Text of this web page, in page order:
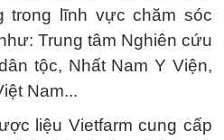
trong lĩnh vực chăm sóc
Trung tâm Nghiên cứu
tộc, Nhất Nam Y Viện,
Nam...
liệu Vietfarm cung cấp